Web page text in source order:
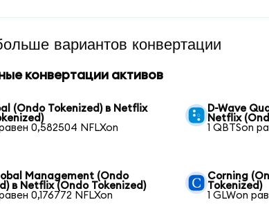
вариантов конвертации
конвертации активов
(Ondo Tokenized) в Netflix
0,582504 NFLXon
D-Wave
Netflix
1 QBTSon
Management (Ondo
в Netflix (Ondo Tokenized)
0,176772 NFLXon
Corning
Tokenized)
1 GLWon